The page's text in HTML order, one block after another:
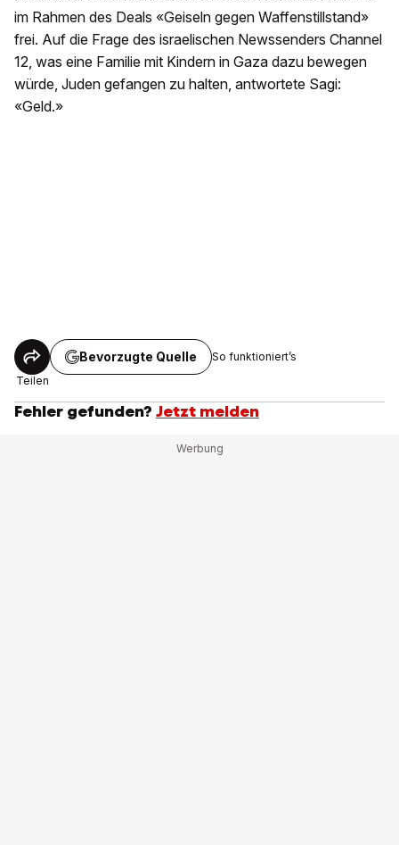
im Rahmen des Deals «Geiseln gegen Waffenstillstand»
frei. Auf die Frage des israelischen Newssenders Channel
12, was eine Familie mit Kindern in Gaza dazu bewegen
würde, Juden gefangen zu halten, antwortete Sagi:
«Geld.»
Teilen
Bevorzugte Quelle So funktioniert’s
Fehler gefunden? Jetzt melden